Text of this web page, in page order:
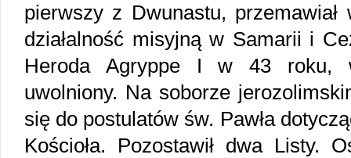
pierwszy z Dwunastu, przemawiał
działalność misyjną w Samarii i
Heroda Agryppe I w 43 roku,
uwolniony. Na soborze
się do postulatów św. Pawła
Kościoła. Pozostawił dwa Listy.